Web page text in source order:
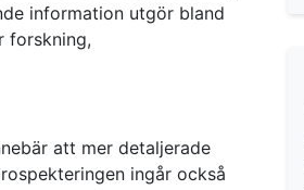
information utgör bland
forskning,
att mer detaljerade
ingår också